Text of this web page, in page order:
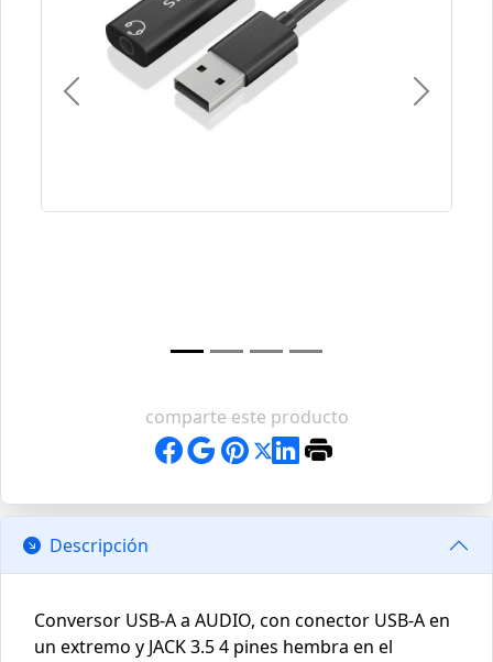
Previous Next
comparte este producto
Descripción
Conversor USB-A a AUDIO, con conector USB-A en
un extremo y JACK 3.5 4 pines hembra en el